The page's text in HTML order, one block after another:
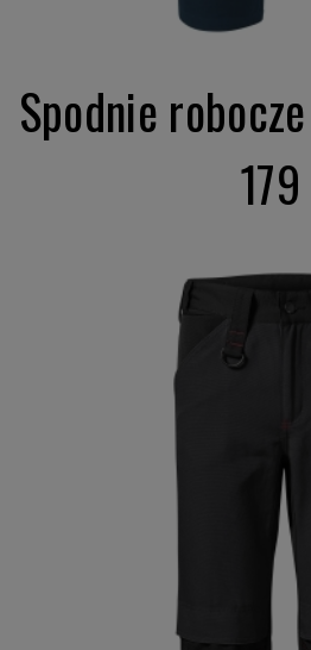
Spodnie
179